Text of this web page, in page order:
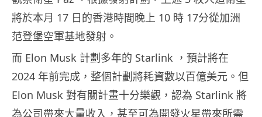
將於本月 17 日的香港時間晚上 10 時 17分從加洲
范登堡空軍基地發射。
而 Elon Musk 計劃多年的 Starlink ，預計將在
2024 年前完成，整個計劃將耗資數以百億美元。但
Elon Musk 對有關計畫十分樂觀，認為 Starlink 將
為公司帶來大量收入，甚至可為開發火星帶來所需